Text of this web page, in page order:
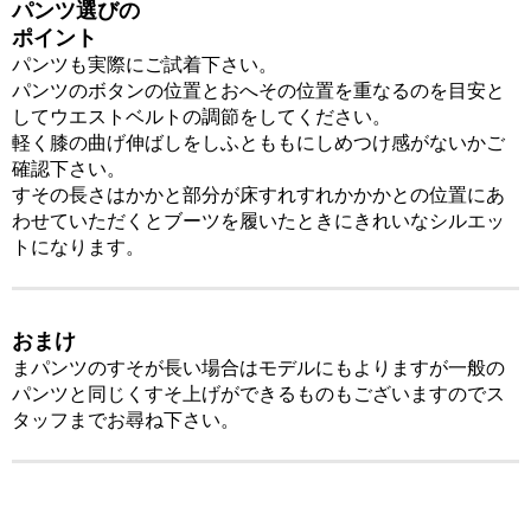
パンツ選びの
ポイント
パンツも実際にご試着下さい。
パンツのボタンの位置と おへその位置を重なるのを 目安と
して ウエストベルトの調節をしてください。
軽く膝の曲げ伸ばしをしふとももに しめつけ感がないかご
確認下さい。
すその長さはかかと部分が床すれすれかかかとの位置にあ
わせていただくと ブーツを履いたときに きれいなシルエッ
トになります。
おまけ
まパンツのすそが長い場合はモデルにもよりますが一般の
パンツと同じく すそ上げができるものも ございますのでス
タッフまでお尋ね下さい。